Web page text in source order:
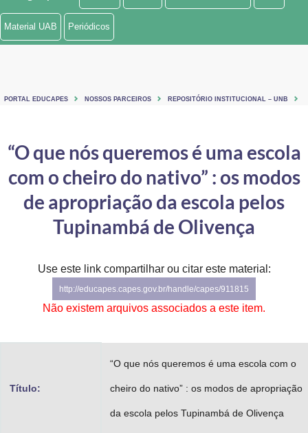
Ministério de Minas e Energia
Controladoria-Geral da União
Ministério da Mulher, da Família e dos Direitos Humanos
Gabinete de Segurança Institucional
Material UAB Periódicos
PORTAL EDUCAPES NOSSOS PARCEIROS REPOSITÓRIO INSTITUCIONAL – UNB
“O que nós queremos é uma escola
com o cheiro do nativo” : os modos
de apropriação da escola pelos
Tupinambá de Olivença
Use este link compartilhar ou citar este material:
http://educapes.capes.gov.br/handle/capes/911815
Não existem arquivos associados a este item.
Título:
“O que nós queremos é uma escola com o
cheiro do nativo” : os modos de apropriação
da escola pelos Tupinambá de Olivença